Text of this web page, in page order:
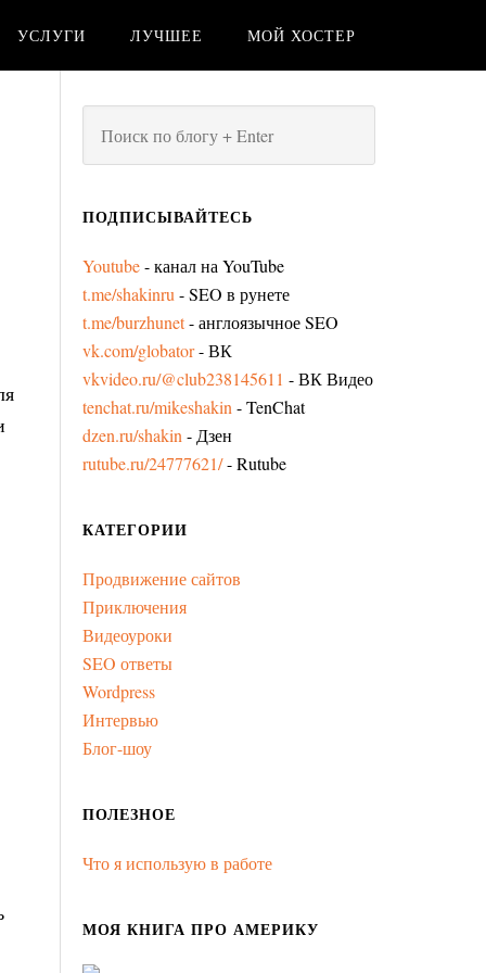
УСЛУГИ ЛУЧШЕЕ МОЙ ХОСТЕР
ПОДПИСЫВАЙТЕСЬ
Youtube- канал на YouTube
t.me/shakinru - SEO в рунете
t.me/burzhunet- англоязычное SEO
vk.com/globator- ВК
vkvideo.ru/@club238145611 - ВК Видео
tenchat.ru/mikeshakin - TenChat
dzen.ru/shakin - Дзен
rutube.ru/24777621/- Rutube
КАТЕГОРИИ
Продвижение сайтов
Приключения
Видеоуроки
SEO ответы
Wordpress
Интервью
Блог-шоу
ПОЛЕЗНОЕ
Что я использую в работе
МОЯ КНИГА ПРО АМЕРИКУ